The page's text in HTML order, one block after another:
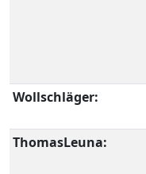
Wollschläger:
ThomasLeuna: